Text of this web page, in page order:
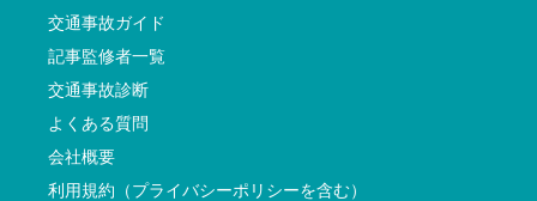
交通事故ガイド
記事監修者一覧
交通事故診断
よくある質問
会社概要
利用規約（プライバシーポリシーを含む）